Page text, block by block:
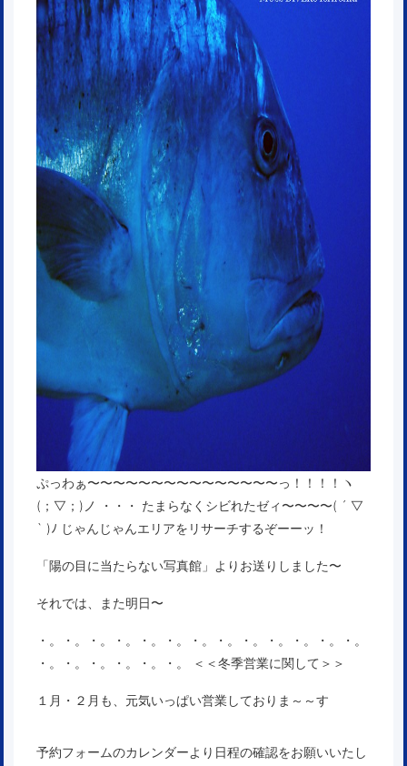
ぷっわぁ〜〜〜〜〜〜〜〜〜〜〜〜〜〜〜っ！！！！ヽ
(；▽；)ノ ・・・ たまらなくシビれたゼィ〜〜〜〜( ´ ▽
` )ﾉ じゃんじゃんエリアをリサーチするぞーーッ！
「陽の目に当たらない写真館」よりお送りしました〜
それでは、また明日〜
・。・。・。・。・。・。・。・。・。・。・。・。・。
・。・。・。・。・。・。 ＜＜冬季営業に関して＞＞
１月・２月も、元気いっぱい営業しておりま～～す
予約フォームのカレンダーより日程の確認をお願いいたし